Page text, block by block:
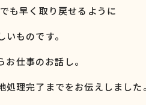
も早く取り戻せるように
いものです。
お仕事のお話し。
処理完了までをお伝えしました